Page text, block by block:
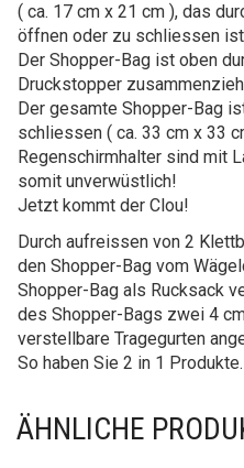
( ca. 17 cm x 21 cm ), das
öffnen oder zu schliessen
Der Shopper-Bag ist oben
Druckstopper
Der gesamte Shopper-Bag
schliessen ( ca. 33 cm x 33
Regenschirmhalter sind mit
somit unverwüstlich!
Jetzt kommt der Clou!
Durch aufreissen von 2
den Shopper-Bag vom
Shopper-Bag als Rucksack
des Shopper-Bags zwei 4
verstellbare Tragegurten
So haben Sie 2 in 1
ÄHNLICHE